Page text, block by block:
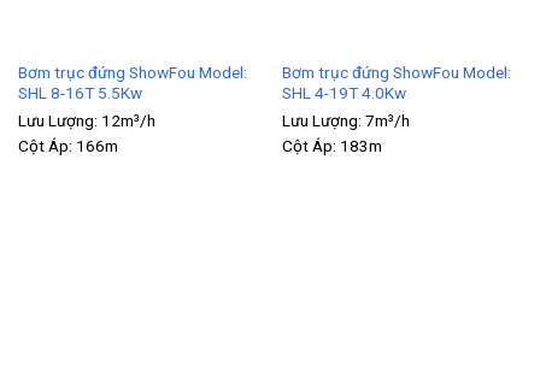
Bơm trục đứng ShowFou Model:
SHL 8-16T 5.5Kw
Lưu Lượng: 12m³/h
Cột Áp: 166m
Bơm trục đứng ShowFou Model:
SHL 4-19T 4.0Kw
Lưu Lượng: 7m³/h
Cột Áp: 183m